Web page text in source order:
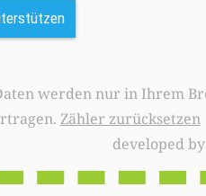
Zähler zurücksetzen
developed by